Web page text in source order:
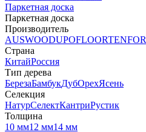
Паркетная доска
Паркетная доска
Производитель
AUSWOODUPOFLOORTENFOR
Страна
КитайРоссия
Тип дерева
БерезаБамбукДубОрехЯсень
Селекция
НатурСелектКантриРустик
Толщина
10 мм12 мм14 мм